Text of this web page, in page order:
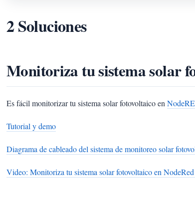
2 Soluciones
Monitoriza tu sistema solar
Es fácil monitorizar tu sistema solar fotovoltaico en
Tutorial y demo
Diagrama de cableado del sistema de monitoreo solar
Video: Monitoriza tu sistema solar fotovoltaico en